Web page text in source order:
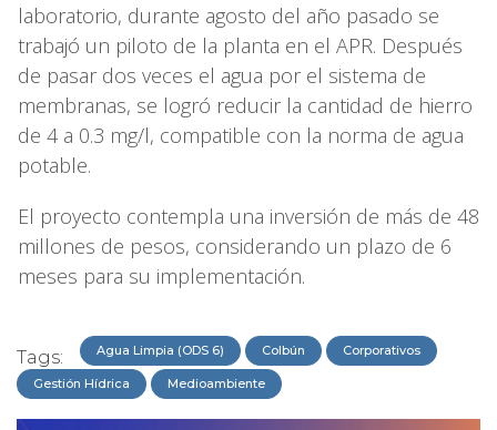
laboratorio, durante agosto del año pasado se
trabajó un piloto de la planta en el APR. Después
de pasar dos veces el agua por el sistema de
membranas, se logró reducir la cantidad de hierro
de 4 a 0.3 mg/l, compatible con la norma de agua
potable.
El proyecto contempla una inversión de más de 48
millones de pesos, considerando un plazo de 6
meses para su implementación.
Tags: Agua Limpia (ODS 6) Colbún Corporativos
Gestión Hídrica Medioambiente